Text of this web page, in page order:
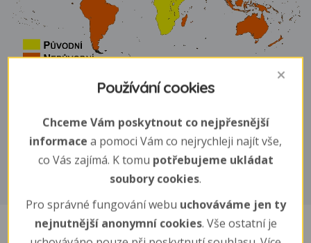
divoká včelstva obývyjí dutiny stromů v místech s
dotatkem kvetoucích rostlin
Používání cookies
Chceme Vám poskytnout co nejpřesnější
informace a pomoci Vám co nejrychleji najít vše,
co Vás zajímá. K tomu potřebujeme ukládat
soubory cookies.
Pro správné fungování webu uchováváme jen ty
nejnutnější anonymní cookies. Vše ostatní je